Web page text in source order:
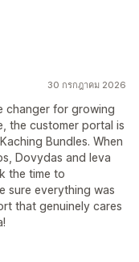
30 กรกฎาคม 2026
changer for growing
the customer portal is
Bundles. When
Dovydas and Ieva
the time to
sure everything was
that genuinely cares